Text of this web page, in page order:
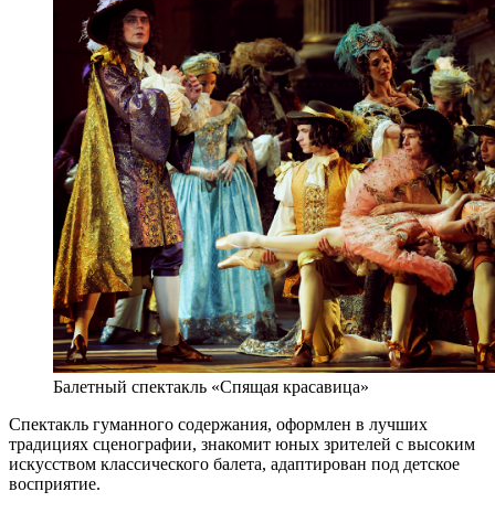
Балетный спектакль «Спящая красавица»
Спектакль гуманного содержания, оформлен в лучших
традициях сценографии, знакомит юных зрителей с высоким
искусством классического балета, адаптирован под детское
восприятие.